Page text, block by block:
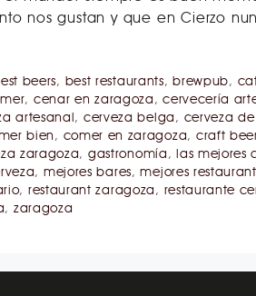
nos gustan y que en Cierzo
beers, best restaurants,brewpub,
,cenar en zaragoza,cervecería
artesanal,cerveza belga, cerveza
bien, comer en zaragoza, craft
zaragoza,gastronomía,las mejores
,mejores bares,mejores
, restaurant zaragoza, restaurante
, zaragoza